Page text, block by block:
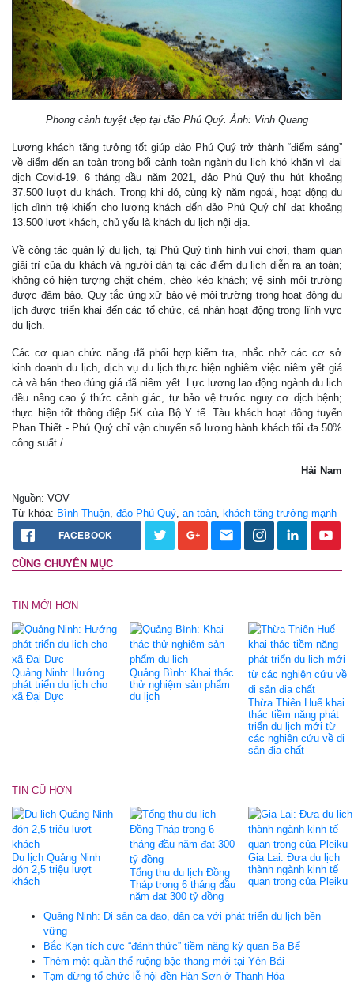
Phong cảnh tuyệt đẹp tại đảo Phú Quý. Ảnh: Vinh Quang
Lượng khách tăng tưởng tốt giúp đảo Phú Quý trở thành “điểm sáng”
về điểm đến an toàn trong bối cảnh toàn ngành du lịch khó khăn vì đại
dịch Covid-19. 6 tháng đầu năm 2021, đảo Phú Quý thu hút khoảng
37.500 lượt du khách. Trong khi đó, cùng kỳ năm ngoái, hoạt động du
lịch đình trệ khiến cho lượng khách đến đảo Phú Quý chỉ đạt khoảng
13.500 lượt khách, chủ yếu là khách du lịch nội địa.
Về công tác quản lý du lịch, tại Phú Quý tình hình vui chơi, tham quan
giải trí của du khách và người dân tại các điểm du lịch diễn ra an toàn;
không có hiện tượng chặt chém, chèo kéo khách; vệ sinh môi trường
được đảm bảo. Quy tắc ứng xử bảo vệ môi trường trong hoạt động du
lịch được triển khai đến các tổ chức, cá nhân hoạt động trong lĩnh vực
du lịch.
Các cơ quan chức năng đã phối hợp kiểm tra, nhắc nhở các cơ sở
kinh doanh du lịch, dịch vụ du lịch thực hiện nghiêm việc niêm yết giá
cả và bán theo đúng giá đã niêm yết. Lực lượng lao động ngành du lịch
đều nâng cao ý thức cảnh giác, tự bảo vệ trước nguy cơ dịch bệnh;
thực hiện tốt thông điệp 5K của Bộ Y tế. Tàu khách hoạt động tuyến
Phan Thiết - Phú Quý chỉ vận chuyển số lượng hành khách tối đa 50%
công suất./.
Hải Nam
Nguồn: VOV
Từ khóa: Bình Thuận đảo Phú Quý an toàn khách tăng trưởng mạnh
FACEBOOK
CÙNG CHUYÊN MỤC
TIN MỚI HƠN
Quảng Ninh: Hướng
phát triển du lịch cho
xã Đại Dực
Quảng Bình: Khai thác
thử nghiệm sản phẩm
du lịch
Thừa Thiên Huế khai
thác tiềm năng phát
triển du lịch mới từ
các nghiên cứu về di
sản địa chất
TIN CŨ HƠN
Du lịch Quảng Ninh
đón 2,5 triệu lượt
khách
Tổng thu du lịch Đồng
Tháp trong 6 tháng đầu
năm đạt 300 tỷ đồng
Gia Lai: Đưa du lịch
thành ngành kinh tế
quan trọng của Pleiku
Quảng Ninh: Di sản ca dao, dân ca với phát triển du lịch bền
vững
Bắc Kạn tích cực “đánh thức” tiềm năng kỳ quan Ba Bể
Thêm một quần thể ruộng bậc thang mới tại Yên Bái
Tạm dừng tổ chức lễ hội đền Hàn Sơn ở Thanh Hóa